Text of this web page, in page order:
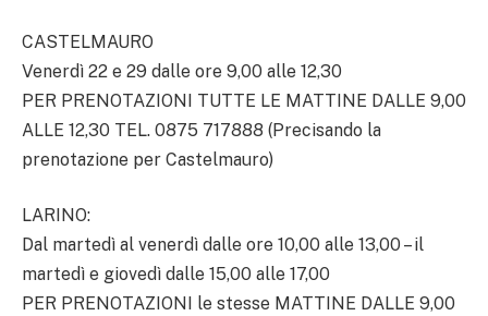
CASTELMAURO
Venerdì 22 e 29 dalle ore 9,00 alle 12,30
PER PRENOTAZIONI TUTTE LE MATTINE DALLE 9,00
ALLE 12,30 TEL. 0875 717888 (Precisando la
prenotazione per Castelmauro)
LARINO:
Dal martedì al venerdì dalle ore 10,00 alle 13,00 – il
martedì e giovedì dalle 15,00 alle 17,00
PER PRENOTAZIONI le stesse MATTINE DALLE 9,00